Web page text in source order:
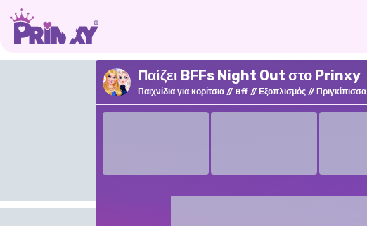
Παίζει BFFs Night Out στο Prinxy
Παιχνίδια για κορίτσια Bff Εξοπλισμός Πριγκίπισσα